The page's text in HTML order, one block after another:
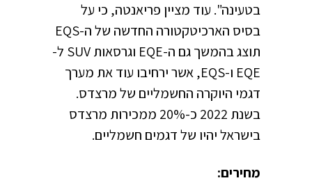
בטעינה". עוד מציין פריאנטה, כי על
בסיס הארכיטקטורה החדשה של ה-EQS
תוצג בהמשך גם ה-EQE וגרסאות SUV ל-
EQE ו-EQS, אשר ירחיבו עוד את מערך
דגמי היוקרה החשמליים של מרצדס.
בשנת 2022 כ-20% ממכירות מרצדס
בישראל יהיו של דגמים חשמליים.
מחירים: